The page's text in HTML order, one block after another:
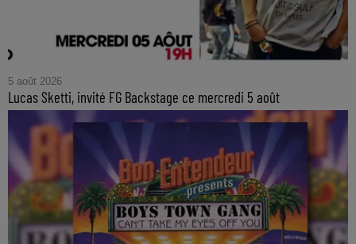
5 août 2026
Lucas Sketti, invité FG Backstage ce mercredi 5 août